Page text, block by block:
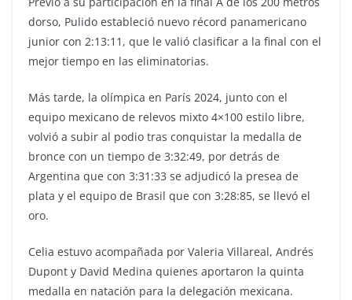
dorso, Pulido estableció nuevo récord panamericano
junior con 2:13:11, que le valió clasificar a la final con el
mejor tiempo en las eliminatorias.
Más tarde, la olímpica en París 2024, junto con el
equipo mexicano de relevos mixto 4×100 estilo libre,
volvió a subir al podio tras conquistar la medalla de
bronce con un tiempo de 3:32:49, por detrás de
Argentina que con 3:31:33 se adjudicó la presea de
plata y el equipo de Brasil que con 3:28:85, se llevó el
oro.
Celia estuvo acompañada por Valeria Villareal, Andrés
Dupont y David Medina quienes aportaron la quinta
medalla en natación para la delegación mexicana.